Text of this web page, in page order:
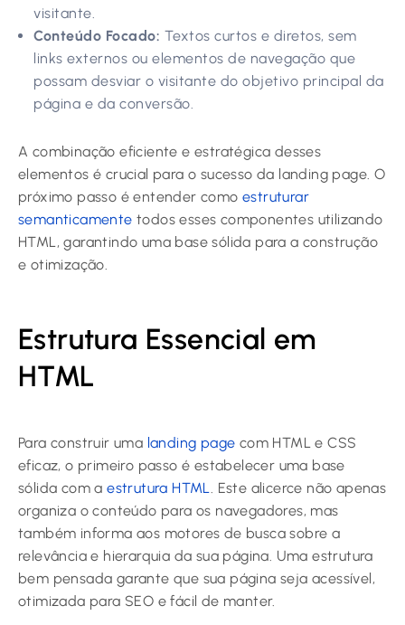
visitante.
Conteúdo Focado: Textos curtos e diretos, sem
links externos ou elementos de navegação que
possam desviar o visitante do objetivo principal da
página e da conversão.
A combinação eficiente e estratégica desses
elementos é crucial para o sucesso da landing page. O
próximo passo é entender como estruturar
semanticamente todos esses componentes utilizando
HTML, garantindo uma base sólida para a construção
e otimização.
Estrutura Essencial em
HTML
Para construir uma landing page com HTML e CSS
eficaz, o primeiro passo é estabelecer uma base
sólida com aestrutura HTML . Este alicerce não apenas
organiza o conteúdo para os navegadores, mas
também informa aos motores de busca sobre a
relevância e hierarquia da sua página. Uma estrutura
bem pensada garante que sua página seja acessível,
otimizada para SEO e fácil de manter.